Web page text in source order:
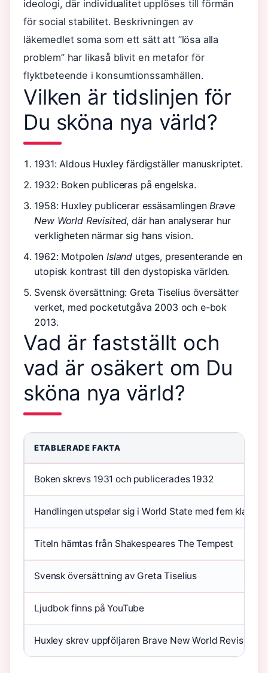
ideologi, där individualitet upplöses till förmån
för social stabilitet. Beskrivningen av
läkemedlet soma som ett sätt att ”lösa alla
problem” har likaså blivit en metafor för
flyktbeteende i konsumtionssamhällen.
Vilken är tidslinjen för
Du sköna nya värld?
1931: Aldous Huxley färdigställer manuskriptet.
1932: Boken publiceras på engelska.
1958: Huxley publicerar essäsamlingenBrave
New World Revisited, där han analyserar hur
verkligheten närmar sig hans vision.
1962: MotpolenIsland utges, presenterande en
utopisk kontrast till den dystopiska världen.
Svensk översättning: Greta Tiselius översätter
verket, med pocketutgåva 2003 och e-bok
2013.
Vad är fastställt och
vad är osäkert om Du
sköna nya värld?
ETABLERADE FAKTA
Boken skrevs 1931 och publicerades 1932
Handlingen utspelar sig i World State med fem klasser
Titeln hämtas från Shakespeares The Tempest
Svensk översättning av Greta Tiselius
Ljudbok finns på YouTube
Huxley skrev uppföljaren Brave New World Revisited